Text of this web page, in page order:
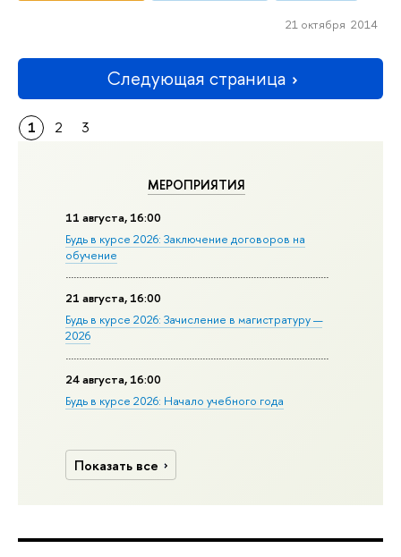
МЕРОПРИЯТИЯ
11 августа, 16:00
Будь в курсе 2026: Заключение договоров на
обучение
21 августа, 16:00
Будь в курсе 2026: Зачисление в магистратуру —
2026
24 августа, 16:00
Будь в курсе 2026: Начало учебного года
Показать все
21 октября 2014
Следующая страница
1 2 3